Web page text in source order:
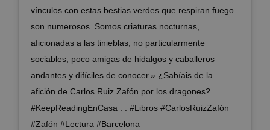
vínculos con estas bestias verdes que respiran fuego
son numerosos. Somos criaturas nocturnas,
aficionadas a las tinieblas, no particularmente
sociables, poco amigas de hidalgos y caballeros
andantes y difíciles de conocer.» ¿Sabíais de la
afición de Carlos Ruiz Zafón por los dragones?
#KeepReadingEnCasa . . #Libros #CarlosRuizZafón
#Zafón #Lectura #Barcelona